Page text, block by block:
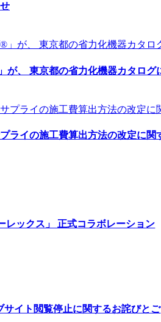
が、 東京都の省力化機器カタログ
ライの施工費算出方法の改定に関
レックス」 正式コラボレーション
サイト閲覧停止に関するお詫びとご